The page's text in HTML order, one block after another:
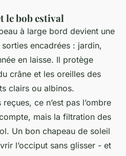
le bob estival
à large bord devient une
encadrées : jardin,
en laisse. Il protège
crâne et les oreilles des
clairs ou albinos.
ce n’est pas l’ombre
mais la filtration des
Un bon chapeau de soleil
l’occiput sans glisser - et